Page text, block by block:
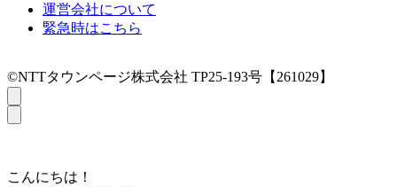
運営会社について
緊急時はこちら
©NTTタウンページ株式会社 TP25-193号【261029】
こんにちは！